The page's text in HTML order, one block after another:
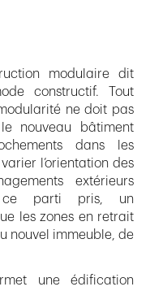
modulaire dit
constructif. Tout
ne doit pas
nouveau bâtiment
dans les
l’orientation des
extérieurs
ce parti pris, un
les zones en retrait
nouvel immeuble, de
une édification